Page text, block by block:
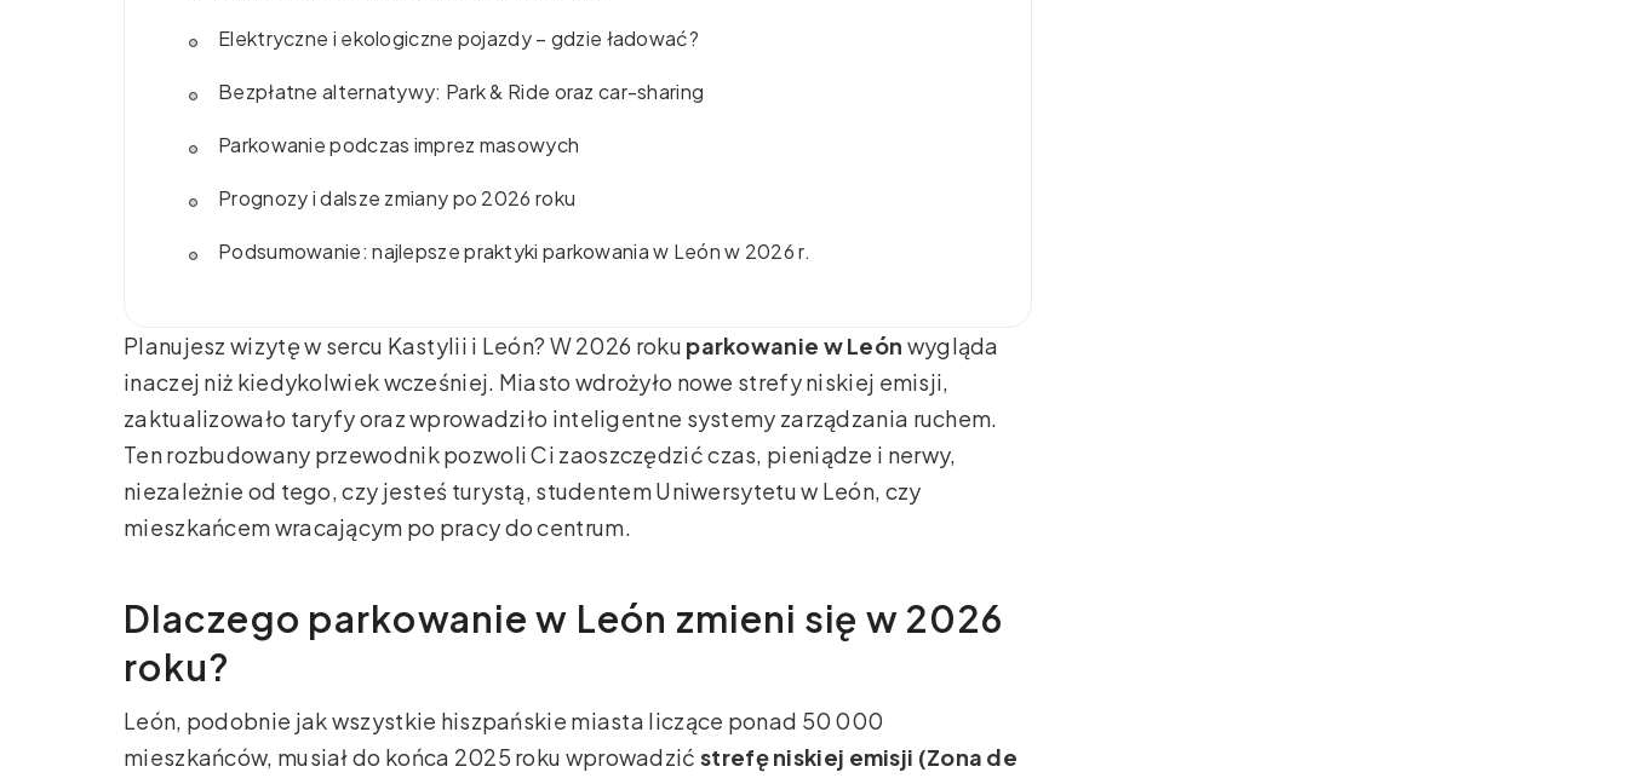
Elektryczne i ekologiczne pojazdy – gdzie ładować?
Bezpłatne alternatywy: Park & Ride oraz car-sharing
Parkowanie podczas imprez masowych
Prognozy i dalsze zmiany po 2026 roku
Podsumowanie: najlepsze praktyki parkowania w León w 2026 r.
Planujesz wizytę w sercu Kastylii i León? W 2026 roku parkowanie w León wygląda
inaczej niż kiedykolwiek wcześniej. Miasto wdrożyło nowe strefy niskiej emisji,
zaktualizowało taryfy oraz wprowadziło inteligentne systemy zarządzania ruchem.
Ten rozbudowany przewodnik pozwoli Ci zaoszczędzić czas, pieniądze i nerwy,
niezależnie od tego, czy jesteś turystą, studentem Uniwersytetu w León, czy
mieszkańcem wracającym po pracy do centrum.
Dlaczego parkowanie w León zmieni się w 2026
roku?
León, podobnie jak wszystkie hiszpańskie miasta liczące ponad 50 000
mieszkańców, musiał do końca 2025 roku wprowadzić strefę niskiej emisji (Zona de